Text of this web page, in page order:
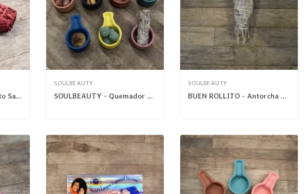
BUEN ROLLITO - Atadito Sangre De Dragón
SOULBEAUTY
SOULBEAUTY - Quemador Cerámica Artesanal
SOULBEAUTY
BUEN ROLLITO - Antorcha Salvia Blanca Californiana